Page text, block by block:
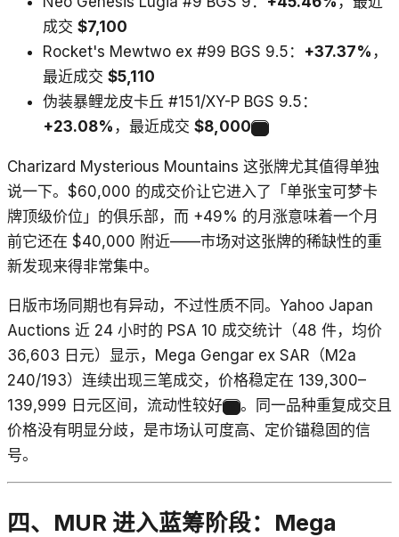
成交 $7,100
Rocket's Mewtwo ex #99 BGS 9.5： +37.37% ，
最近成交 $5,110
伪装暴鲤龙皮卡丘 #151/XY-P BGS 9.5：
+23.08% ，最近成交 $8,000
Charizard Mysterious Mountains 这张牌尤其值得单独
说一下。$60,000 的成交价让它进入了「单张宝可梦卡
牌顶级价位」的俱乐部，而 +49% 的月涨意味着一个月
前它还在 $40,000 附近——市场对这张牌的稀缺性的重
新发现来得非常集中。
日版市场同期也有异动，不过性质不同。Yahoo Japan
Auctions 近 24 小时的 PSA 10 成交统计（48 件，均价
36,603 日元）显示，Mega Gengar ex SAR（M2a
240/193）连续出现三笔成交，价格稳定在 139,300–
139,999 日元区间，流动性较好
。同一品种重复成交且
价格没有明显分歧，是市场认可度高、定价锚稳固的信
号。
四、MUR 进入蓝筹阶段：Mega